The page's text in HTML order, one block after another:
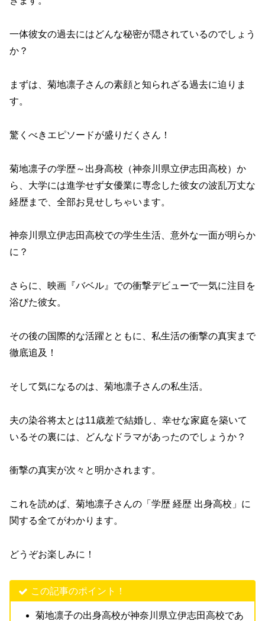
一体彼女の過去にはどんな秘密が隠されているのでしょう
か？
まずは、菊地凛子さんの素顔と知られざる過去に迫りま
す。
驚くべきエピソードが盛りだくさん！
菊地凛子の学歴～出身高校（神奈川県立伊志田高校）か
ら、大学には進学せず女優業に専念した彼女の波乱万丈な
経歴まで、全部お見せしちゃいます。
神奈川県立伊志田高校での学生生活、意外な一面が明らか
に？
さらに、映画『バベル』での衝撃デビューで一気に注目を
浴びた彼女。
その後の国際的な活躍とともに、私生活の衝撃の真実まで
徹底追及！
そして気になるのは、菊地凛子さんの私生活。
夫の染谷将太とは11歳差で結婚し、幸せな家庭を築いて
いるその裏には、どんなドラマがあったのでしょうか？
衝撃の真実が次々と明かされます。
これを読めば、菊地凛子さんの「学歴 経歴 出身高校」に
関する全てがわかります。
どうぞお楽しみに！
この記事のポイント！
菊地凛子の出身高校が神奈川県立伊志田高校であ